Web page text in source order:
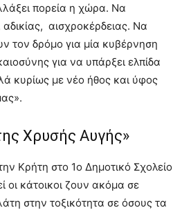
πορεία η χώρα. Να
αισχροκέρδειας. Να
τον δρόμο για μία κυβέρνηση
για να υπάρξει ελπίδα
κυρίως με νέο ήθος και ύφος
Χρυσής Αυγής»
Κρήτη στο 1ο Δημοτικό Σχολείο
οι κάτοικοι ζουν ακόμα σε
στην τοξικότητα σε όσους τα